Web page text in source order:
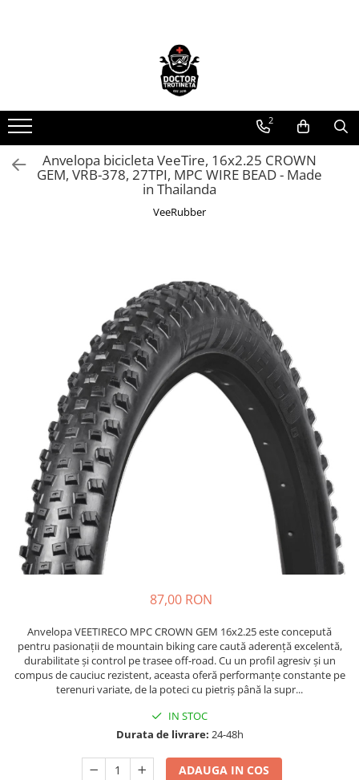
Toate produsele
Piese de schimb
https://www.doctortrotineta.ro/electrica
Acceleratie
Contact cu cheie
https://www.doctortrotineta.ro/frane
Discuri frana
Placute de frana
Manete de frana
Etrieri
https://www.doctortrotineta.ro/lumini
Stop trotineta
Faruri
https://www.doctortrotineta.ro/cadru
Aparatori (aripi)
Suspensie
Cauciucuri
https://www.doctortrotineta.ro/camere-
de-aer
2
Anvelopa bicicleta VeeTire, 16x2.25 CROWN
GEM, VRB-378, 27TPI, MPC WIRE BEAD - Made
in Thailanda
VeeRubber
87,00 RON
Anvelopa VEETIRECO MPC CROWN GEM 16x2.25 este concepută
pentru pasionații de mountain biking care caută aderență excelentă,
durabilitate și control pe trasee off-road. Cu un profil agresiv și un
compus de cauciuc rezistent, aceasta oferă performanțe constante pe
terenuri variate, de la poteci cu pietriș până la supr...
IN STOC
Durata de livrare: 24-48h
ADAUGA IN COS